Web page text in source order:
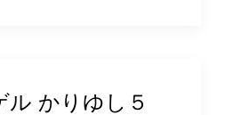
ル かりゆし５